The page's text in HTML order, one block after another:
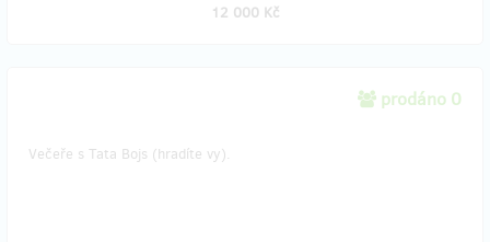
12 000 Kč
prodáno 0
Večeře s Tata Bojs (hradíte vy).